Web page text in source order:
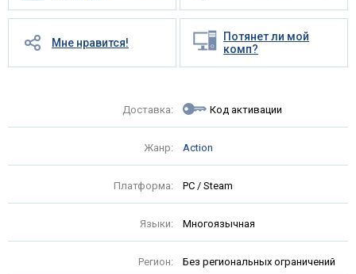
Мне нравится!
Потянет ли мой
комп?
Доставка: Код активации
Жанр: Action
Платформа: PC / Steam
Языки: Многоязычная
Регион: Без региональных ограничений